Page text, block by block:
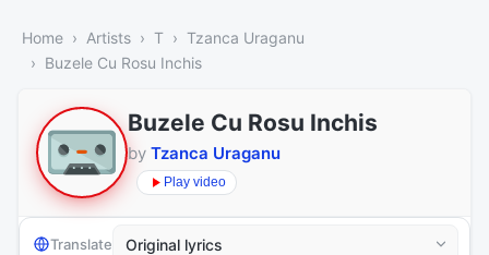
Home Artists T
Tzanca Uraganu
Buzele Cu Rosu Inchis
Buzele Cu Rosu Inchis
by Tzanca Uraganu
Play video
Translate